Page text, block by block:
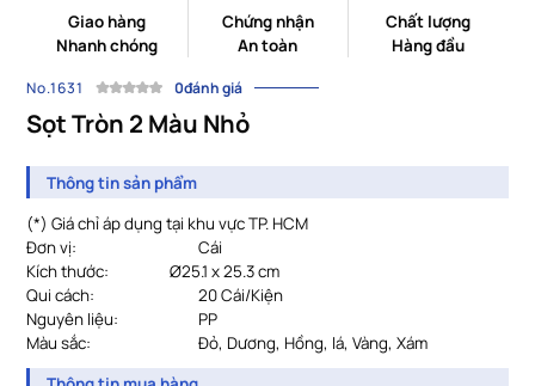
Giao hàng
Nhanh chóng
Chứng nhận
An toàn
Chất lượng
Hàng đầu
No.1631 0đánh giá
Sọt Tròn 2 Màu Nhỏ
Thông tin sản phẩm
(*) Giá chỉ áp dụng tại khu vực TP. HCM
Đơn vị:
Cái
Kích thước:
Ø25.1 x 25.3 cm
Qui cách:
				20
Cái/Kiện
Nguyên liệu:
			PP
Màu sắc:
Đỏ, Dương, Hồng, lá, Vàng, Xám